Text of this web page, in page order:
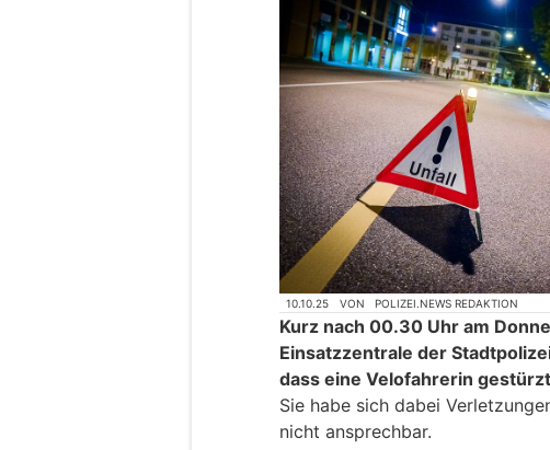
10.10.25 VON POLIZEI.NEWS REDAKTION
Kurz nach 00.30 Uhr am
Einsatzzentrale der
dass eine Velofahrerin
Sie habe sich dabei
nicht ansprechbar.